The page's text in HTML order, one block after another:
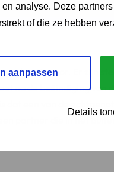
analyse. Deze
of die ze hebben
aanpassen
Details
voor. Er zijn
na de beëindiging van
een van de
partner die in het